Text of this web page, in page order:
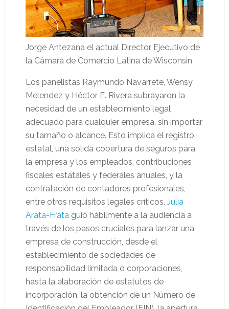
Jorge Antezana el actual Director Ejecutivo de
la Cámara de Comercio Latina de Wisconsin
Los panelistas Raymundo Navarrete, Wensy
Melendez y Héctor E. Rivera subrayaron la
necesidad de un establecimiento legal
adecuado para cualquier empresa, sin importar
su tamaño o alcance. Esto implica el registro
estatal, una sólida cobertura de seguros para
la empresa y los empleados, contribuciones
fiscales estatales y federales anuales, y la
contratación de contadores profesionales,
entre otros requisitos legales críticos. Julia
Arata-Frata guió hábilmente a la audiencia a
través de los pasos cruciales para lanzar una
empresa de construcción, desde el
establecimiento de sociedades de
responsabilidad limitada o corporaciones,
hasta la elaboración de estatutos de
incorporación, la obtención de un Número de